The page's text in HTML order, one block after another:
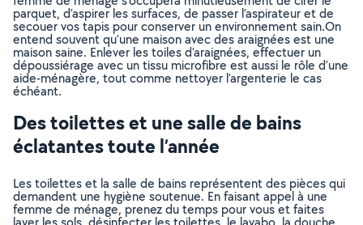
parquet, d’aspirer les surfaces, de passer l’aspirateur et de
secouer vos tapis pour conserver un environnement sain.On
entend souvent qu’une maison avec des araignées est une
maison saine. Enlever les toiles d’araignées, effectuer un
dépoussiérage avec un tissu microfibre est aussi le rôle d’une
aide-ménagère, tout comme nettoyer l’argenterie le cas
échéant.
Des toilettes et une salle de bains
éclatantes toute l’année
Les toilettes et la salle de bains représentent des pièces qui
demandent une hygiène soutenue. En faisant appel à une
femme de ménage, prenez du temps pour vous et faites